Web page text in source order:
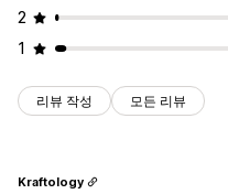
2
1
리뷰 작성 모든 리뷰
Kraftology